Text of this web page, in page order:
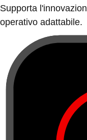
Supporta
operativo adattabile.